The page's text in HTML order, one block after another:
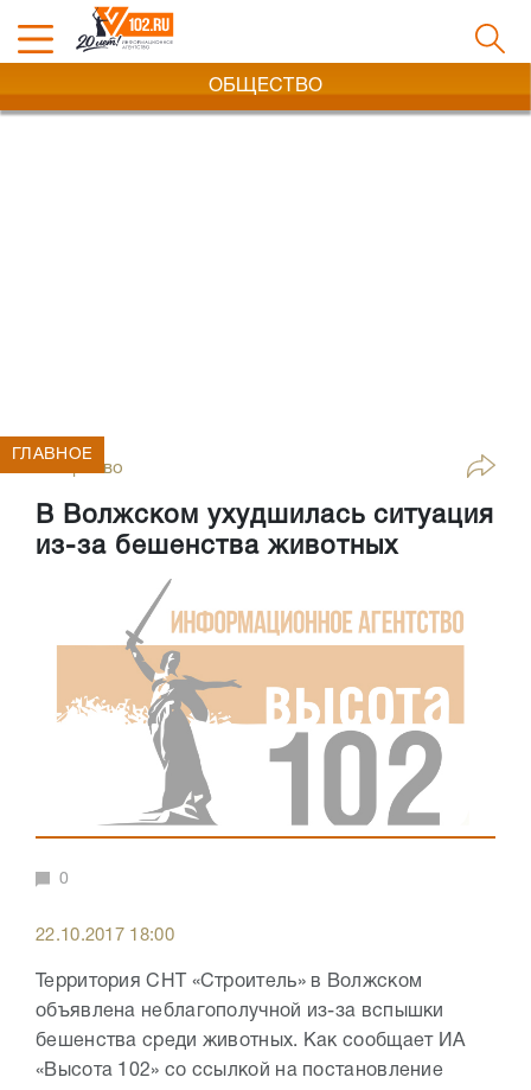
ОБЩЕСТВО
Общество
В Волжском ухудшилась ситуация
из-за бешенства животных
ГЛАВНОЕ
0
22.10.2017 18:00
Территория СНТ «Строитель» в Волжском
объявлена неблагополучной из-за вспышки
бешенства среди животных. Как сообщает ИА
«Высота 102» со ссылкой на постановление